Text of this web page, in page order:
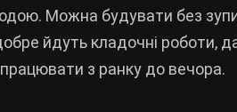
Можна будувати без
йдуть кладочні роботи,
з ранку до вечора.